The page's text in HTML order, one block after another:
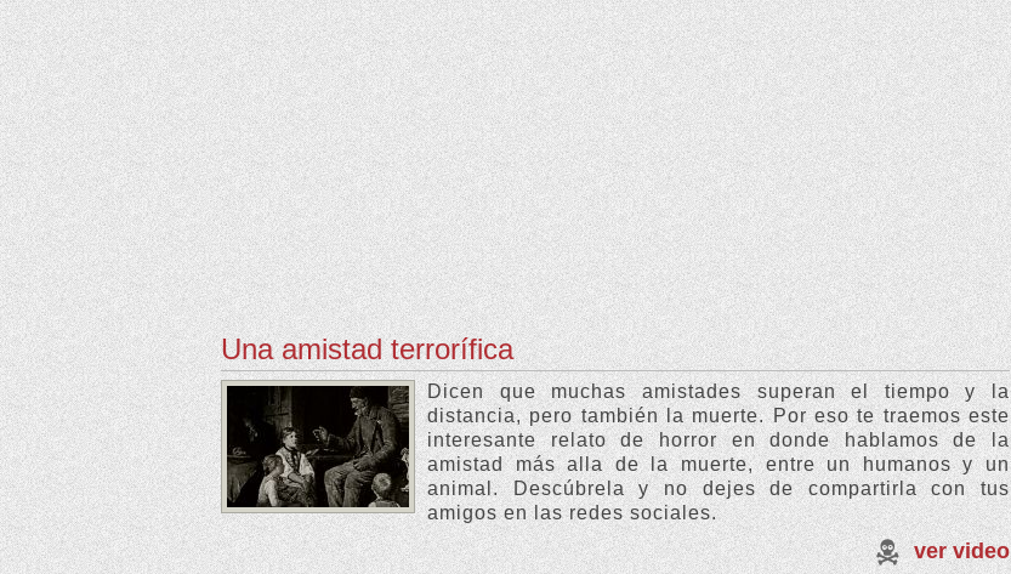
Una amistad terrorífica
Dicen que muchas amistades superan el tiempo y la
distancia, pero también la muerte. Por eso te traemos este
interesante relato de horror en donde hablamos de la
amistad más alla de la muerte, entre un humanos y un
animal. Descúbrela y no dejes de compartirla con tus
amigos en las redes sociales.
ver video